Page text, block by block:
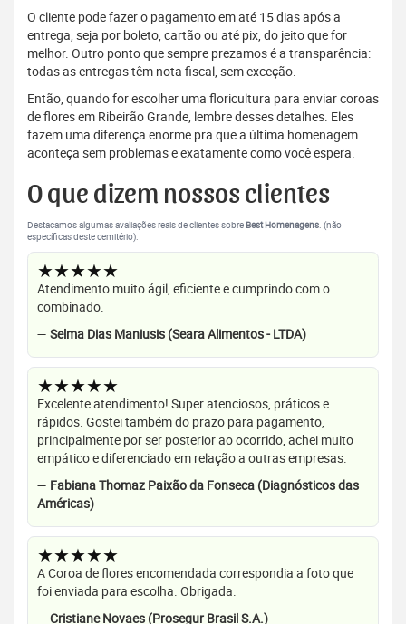
O cliente pode fazer o pagamento em até 15 dias após a
entrega, seja por boleto, cartão ou até pix, do jeito que for
melhor. Outro ponto que sempre prezamos é a transparência:
todas as entregas têm nota fiscal, sem exceção.
Então, quando for escolher uma floricultura para enviar coroas
de flores em Ribeirão Grande, lembre desses detalhes. Eles
fazem uma diferença enorme pra que a última homenagem
aconteça sem problemas e exatamente como você espera.
O que dizem nossos clientes
Destacamos algumas avaliações reais de clientes sobre Best Homenagens. (não
específicas deste cemitério).
★★★★★
Atendimento muito ágil, eficiente e cumprindo com o
combinado.
— Selma Dias Maniusis (Seara Alimentos - LTDA)
★★★★★
Excelente atendimento! Super atenciosos, práticos e
rápidos. Gostei também do prazo para pagamento,
principalmente por ser posterior ao ocorrido, achei muito
empático e diferenciado em relação a outras empresas.
— Fabiana Thomaz Paixão da Fonseca (Diagnósticos das
Américas)
★★★★★
A Coroa de flores encomendada correspondia a foto que
foi enviada para escolha. Obrigada.
— Cristiane Novaes (Prosegur Brasil S.A.)